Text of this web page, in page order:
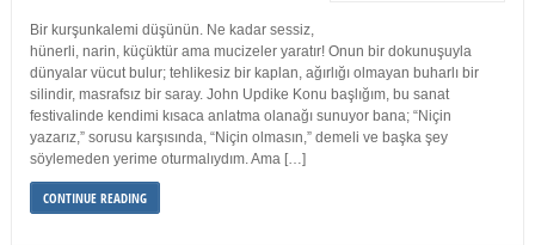
Bir kurşunkalemi düşünün. Ne kadar sessiz,
hünerli, narin, küçüktür ama mucizeler yaratır! Onun bir dokunuşuyla
dünyalar vücut bulur; tehlikesiz bir kaplan, ağırlığı olmayan buharlı bir
silindir, masrafsız bir saray. John Updike Konu başlığım, bu sanat
festivalinde kendimi kısaca anlatma olanağı sunuyor bana; “Niçin
yazarız,” sorusu karşısında, “Niçin olmasın,” demeli ve başka şey
söylemeden yerime oturmalıydım. Ama […]
CONTINUE READING